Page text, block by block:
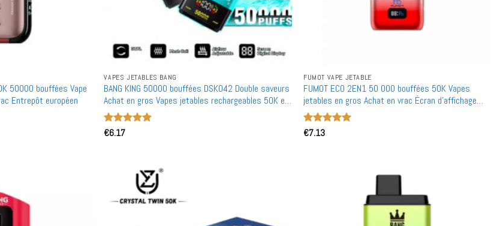
50000 bouffées Vape
Entrepôt européen
VAPES JETABLES BANG
BANG KING 50000 bouffées DSK042 Double saveurs
Achat en gros Vapes jetables rechargeables 50K en
gros
Note
€6.17
FUMOT VAPE JETABLE
FUMOT ECO 2EN1 50 000 bouffées 50K Vapes
jetables en gros Achat en vrac Écran d'affichage
intelligent Double saveur
Note
€7.13